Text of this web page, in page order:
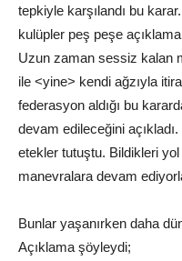
tepkiyle karşılandı bu
kulüpler peş peşe
Uzun zaman sessiz kalan
ile <yine> kendi ağzıyla
federasyon aldığı bu
devam edileceğini
etekler tutuştu. Bildikleri
manevralara devam
Bunlar yaşanırken daha
Açıklama şöyleydi;